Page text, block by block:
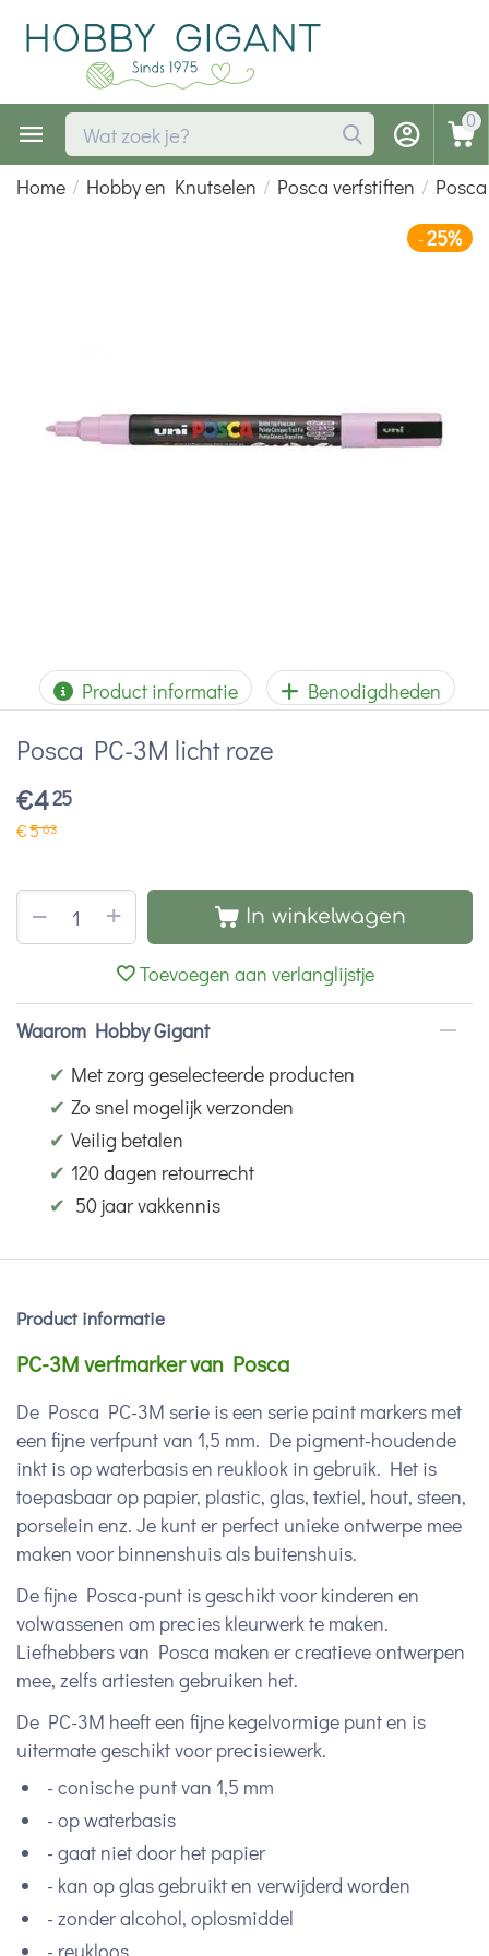
0
Home / Hobby en Knutselen / Posca verfstiften /
-25%
Product informatie Benodigdheden
Posca PC-3M licht roze
€425
€563
+
− In winkelwagen
Toevoegen aan verlanglijstje
Waarom Hobby Gigant
✔ Met zorg geselecteerde producten
✔ Zo snel mogelijk verzonden
✔ Veilig betalen
✔ 120 dagen retourrecht
✔ 50 jaar vakkennis
Product informatie
PC-3M verfmarker van Posca
De Posca PC-3M serie is een serie paint markers met
een fijne verfpunt van 1,5 mm. De pigment-houdende
inkt is op waterbasis en reuklook in gebruik. Het is
toepasbaar op papier, plastic, glas, textiel, hout, steen,
porselein enz. Je kunt er perfect unieke ontwerpe mee
maken voor binnenshuis als buitenshuis.
De fijne Posca-punt is geschikt voor kinderen en
volwassenen om precies kleurwerk te maken.
Liefhebbers van Posca maken er creatieve ontwerpen
mee, zelfs artiesten gebruiken het.
De PC-3M heeft een fijne kegelvormige punt en is
uitermate geschikt voor precisiewerk.
- conische punt van 1,5 mm
- op waterbasis
- gaat niet door het papier
- kan op glas gebruikt en verwijderd worden
- zonder alcohol, oplosmiddel
- reukloos